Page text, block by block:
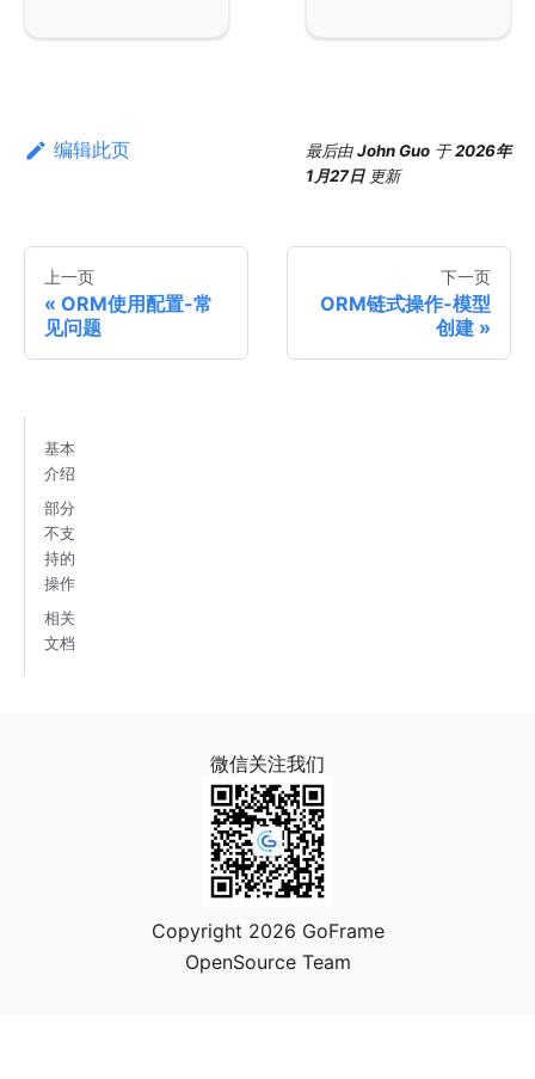
编辑此页 最后由John Guo 于2026年
1月27日 更新
上一页
ORM使用配置-常
见问题
下一页
ORM链式操作-模型
创建
基本
介绍
部分
不支
持的
操作
相关
文档
微信关注我们
Copyright 2026 GoFrame
OpenSource Team